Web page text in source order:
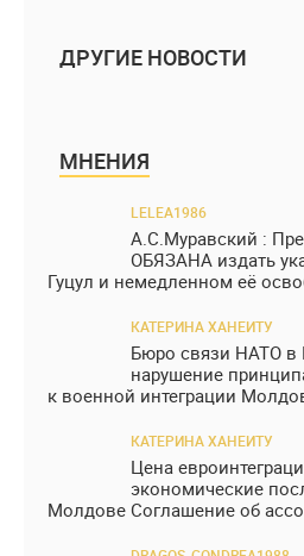
ДРУГИЕ НОВОСТИ
МНЕНИЯ
LELEA1986
А.С.Муравский :
ОБЯЗАНА издать
Гуцул и немедленном её
КАТЕРИНА ХАНЕИТУ
Бюро связи НАТО в
нарушение
к военной интеграции
КАТЕРИНА ХАНЕИТУ
Цена
экономические
Молдове Соглашение об